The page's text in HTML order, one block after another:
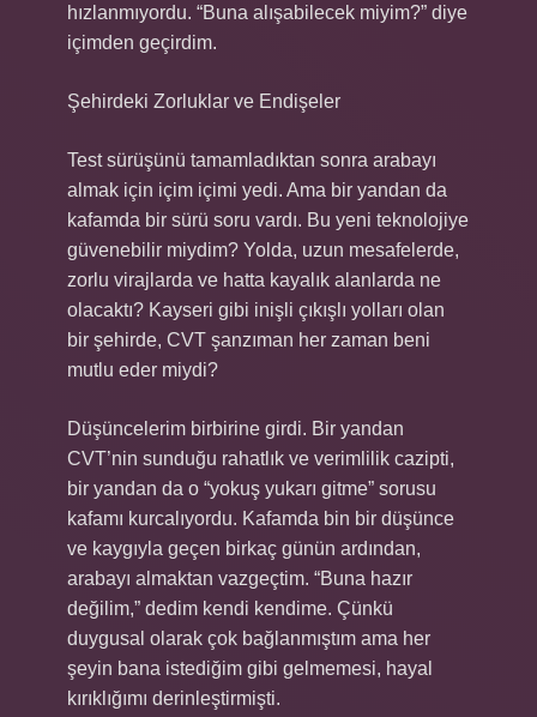
hızlanmıyordu. “Buna alışabilecek miyim?” diye
içimden geçirdim.
Şehirdeki Zorluklar ve Endişeler
Test sürüşünü tamamladıktan sonra arabayı
almak için içim içimi yedi. Ama bir yandan da
kafamda bir sürü soru vardı. Bu yeni teknolojiye
güvenebilir miydim? Yolda, uzun mesafelerde,
zorlu virajlarda ve hatta kayalık alanlarda ne
olacaktı? Kayseri gibi inişli çıkışlı yolları olan
bir şehirde, CVT şanzıman her zaman beni
mutlu eder miydi?
Düşüncelerim birbirine girdi. Bir yandan
CVT’nin sunduğu rahatlık ve verimlilik cazipti,
bir yandan da o “yokuş yukarı gitme” sorusu
kafamı kurcalıyordu. Kafamda bin bir düşünce
ve kaygıyla geçen birkaç günün ardından,
arabayı almaktan vazgeçtim. “Buna hazır
değilim,” dedim kendi kendime. Çünkü
duygusal olarak çok bağlanmıştım ama her
şeyin bana istediğim gibi gelmemesi, hayal
kırıklığımı derinleştirmişti.